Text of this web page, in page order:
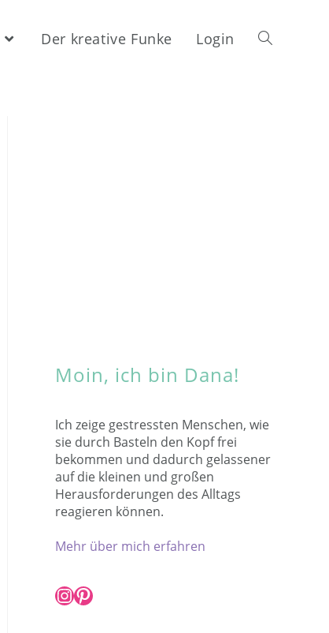
Der kreative Funke Login Website-
Moin, ich bin Dana!
Ich zeige gestressten Menschen, wie
sie durch Basteln den Kopf frei
bekommen und dadurch gelassener
auf die kleinen und großen
Herausforderungen des Alltags
reagieren können.
Mehr über mich erfahren
Instagram
Pinterest